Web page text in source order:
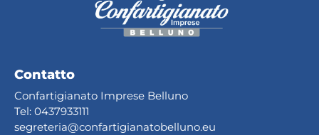
Contatto
Confartigianato Imprese Belluno
Tel: 0437933111
segreteria@confartigianatobelluno.eu